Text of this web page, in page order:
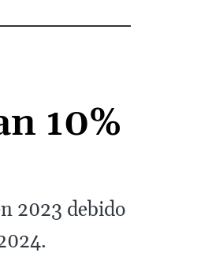
10%
2023 debido